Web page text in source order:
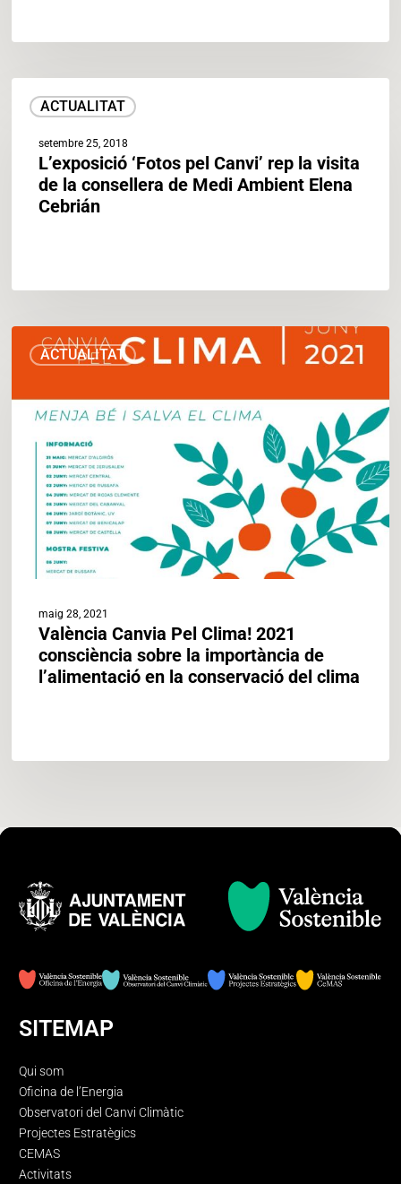
energética
urbana
selecciona
Valencia
como
socio
ACTUALITAT
‘Fotos
Canvi’
visita
de
Ambient
Elena
setembre 25, 2018
L’exposició ‘Fotos pel Canvi’ rep la visita
de la consellera de Medi Ambient Elena
Cebrián
ACTUALITAT
València
Canvia
Clima!
2021
consciència
importància
maig 28, 2021
València Canvia Pel Clima! 2021
consciència sobre la importància de
l’alimentació en la conservació del clima
SITEMAP
Qui som
Oficina de l’Energia
Observatori del Canvi Climàtic
Projectes Estratègics
CEMAS
Activitats